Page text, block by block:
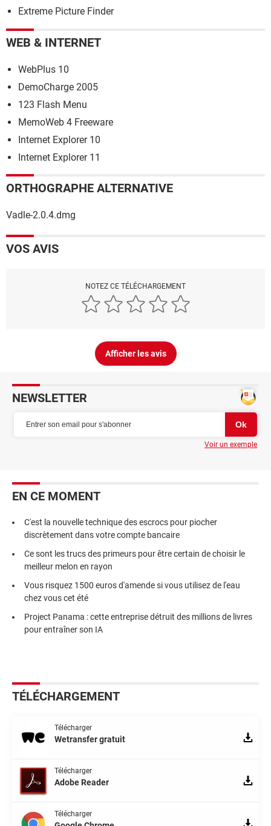
Extreme Picture Finder
WEB & INTERNET
WebPlus 10
DemoCharge 2005
123 Flash Menu
MemoWeb 4 Freeware
Internet Explorer 10
Internet Explorer 11
ORTHOGRAPHE ALTERNATIVE
Vadle-2.0.4.dmg
VOS AVIS
NOTEZ CE TÉLÉCHARGEMENT
Afficher les avis
NEWSLETTER
Voir un exemple
EN CE MOMENT
C'est la nouvelle technique des escrocs pour piocher
discrètement dans votre compte bancaire
Ce sont les trucs des primeurs pour être certain de choisir le
meilleur melon en rayon
Vous risquez 1500 euros d'amende si vous utilisez de l'eau
chez vous cet été
Project Panama : cette entreprise détruit des millions de livres
pour entraîner son IA
TÉLÉCHARGEMENT
Télécharger
Wetransfer gratuit
Télécharger
Adobe Reader
Télécharger